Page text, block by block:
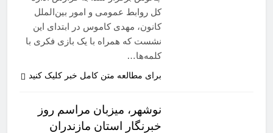
کل روابط عمومی و امور بین‌الملل
کانون، مهدی کاموس در ابتدای این
نشست که همراه با یک بازی فکری با
کلمه‌ها…
برای مطالعه متن کامل خبر کلیک کنید
نوشهر، میزبان مراسم روز
خبرنگار استان مازندران